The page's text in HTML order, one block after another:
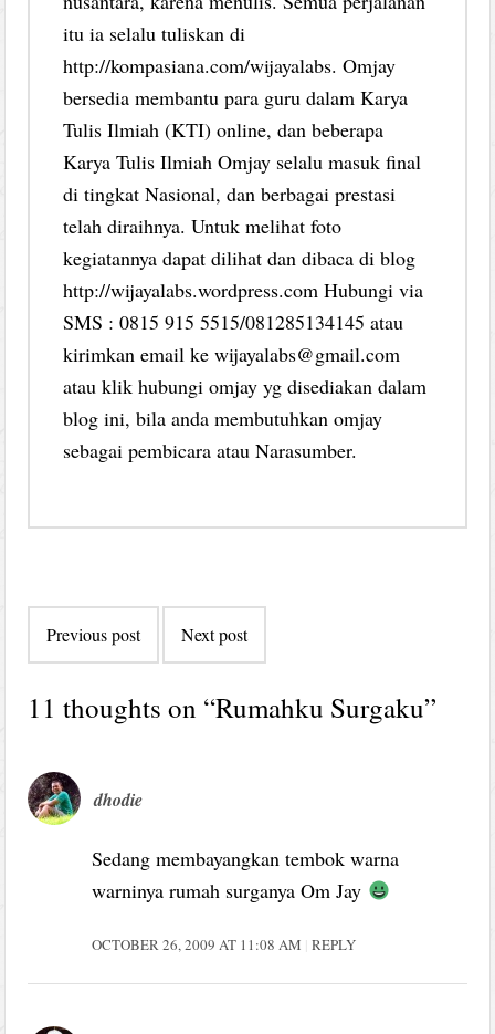
itu ia selalu tuliskan di
http://kompasiana.com/wijayalabs. Omjay
bersedia membantu para guru dalam Karya
Tulis Ilmiah (KTI) online, dan beberapa
Karya Tulis Ilmiah Omjay selalu masuk final
di tingkat Nasional, dan berbagai prestasi
telah diraihnya. Untuk melihat foto
kegiatannya dapat dilihat dan dibaca di blog
http://wijayalabs.wordpress.com Hubungi via
SMS : 0815 915 5515/081285134145 atau
kirimkan email ke wijayalabs@gmail.com
atau klik hubungi omjay yg disediakan dalam
blog ini, bila anda membutuhkan omjay
sebagai pembicara atau Narasumber.
navigation
Previous post Next post
11 thoughts on “Rumahku Surgaku”
dhodie
Sedang membayangkan tembok warna
warninya rumah surganya Om Jay
OCTOBER 26, 2009 AT 11:08 AM REPLY